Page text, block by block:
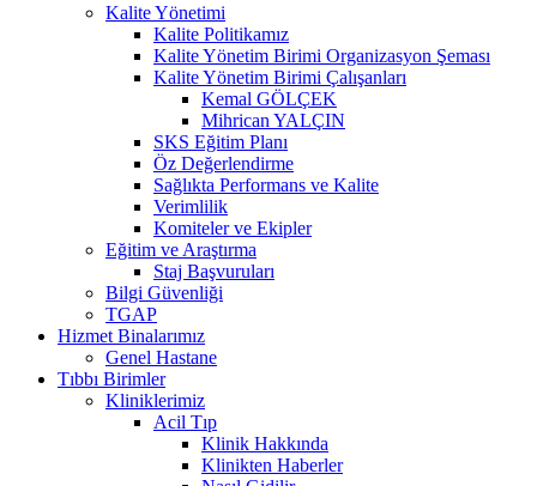
Kalite Yönetimi
Kalite Politikamız
Kalite Yönetim Birimi Organizasyon Şeması
Kalite Yönetim Birimi Çalışanları
Kemal GÖLÇEK
Mihrican YALÇIN
SKS Eğitim Planı
Öz Değerlendirme
Sağlıkta Performans ve Kalite
Verimlilik
Komiteler ve Ekipler
Eğitim ve Araştırma
Staj Başvuruları
Bilgi Güvenliği
TGAP
Hizmet Binalarımız
Genel Hastane
Tıbbı Birimler
Kliniklerimiz
Acil Tıp
Klinik Hakkında
Klinikten Haberler